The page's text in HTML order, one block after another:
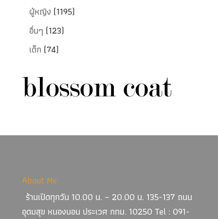
ผู้หญิง (1195)
อื่นๆ (123)
เด็ก (74)
About Me
ร้านเปิดทุกวัน 10.00 น. – 20.00 น. 135-137 ถนน
อุดมสุข หนองบอน ประเวศ กทม. 10250 Tel : 091-